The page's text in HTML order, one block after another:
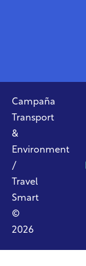
Campaña
Transport
&
Environment
/
Travel
Smart
©
2026